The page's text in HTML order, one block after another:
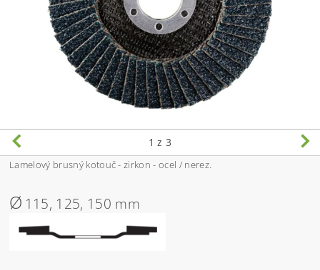
1 z 3
Lamelový brusný kotouč - zirkon - ocel / nerez.
Ø 115, 125, 150 mm